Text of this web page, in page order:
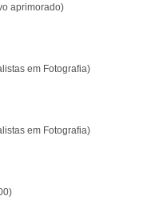
aprimorado)
em Fotografia)
em Fotografia)